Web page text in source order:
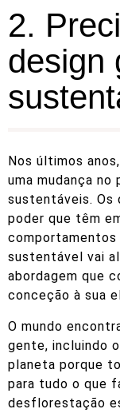
2.
design
Nos últimos
uma mudança no
sustentáveis. Os
poder que têm
comportamentos
sustentável vai
abordagem que
conceção à sua
O mundo
gente, incluindo
planeta porque
para tudo o que
desflorestação